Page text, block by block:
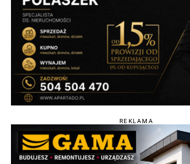
REKLAMA